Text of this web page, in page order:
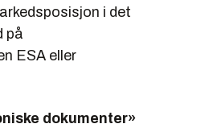
i det
på
ESA eller
dokumenter»